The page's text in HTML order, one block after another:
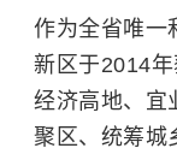
作为全省唯一
新区于2014
经济高地、宜
聚区、统筹城